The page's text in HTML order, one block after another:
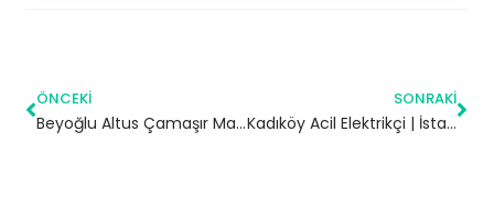
ÖNCEKI
Beyoğlu Altus Çamaşır Makinesi Servisi
SONRAKI
Kadıköy Acil Elektrikçi | İstanbul